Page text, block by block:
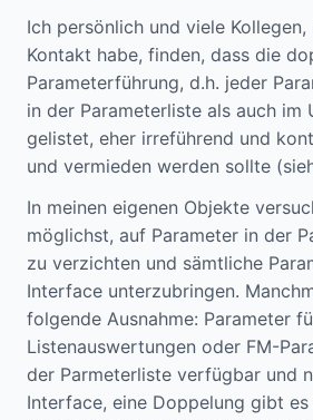
Ich persönlich und viele
Kontakt habe, finden, dass die
Parameterführung, d.h. jeder
in der Parameterliste als auch im
gelistet, eher irreführend und
und vermieden werden sollte
In meinen eigenen Objekte
möglichst, auf Parameter in der
zu verzichten und sämtliche
Interface unterzubringen.
folgende Ausnahme: Parameter
Listenauswertungen oder FM-
der Parmeterliste verfügbar und
Interface, eine Doppelung gibt es